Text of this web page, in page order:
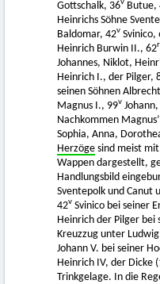
Gottschalk, 36v Butue,
Heinrichs Söhne
Baldomar, 42v Svinico,
Heinrich Burwin II., 62r
Johannes, Niklot,
Heinrich I., der Pilger,
seinen Söhnen
Magnus I., 99v
Nachkommen
Sophia, Anna,
Herzöge sind meist
Wappen dargestellt,
Handlungsbild
Sventepolk und Canut
42v Svinico bei seiner
Heinrich der Pilger bei
Kreuzzug unter
Johann V. bei seiner
Heinrich IV, der Dicke
Trinkgelage. In die